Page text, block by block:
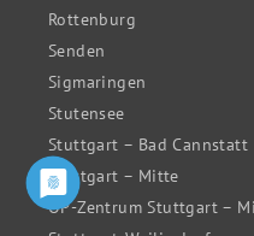
Rottenburg
Senden
Sigmaringen
Stutensee
Stuttgart – Bad Cannstatt
Stuttgart – Mitte
OP-Zentrum Stuttgart –